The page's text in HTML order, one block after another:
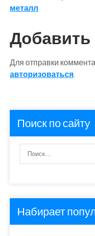
записям
металл
Для отправки
авторизоваться.
Поиск по сайту
Набирает